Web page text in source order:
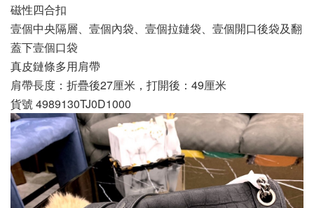
磁性四合扣
壹個中央隔層、壹個內袋、壹個拉鏈袋、壹個開口後袋及翻
蓋下壹個口袋
真皮鏈條多用肩帶
肩帶長度：折疊後27厘米，打開後：49厘米
貨號 4989130TJ0D1000